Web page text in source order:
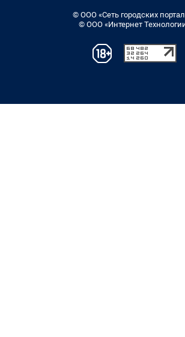
© ООО «Сеть городских
© ООО «Интернет